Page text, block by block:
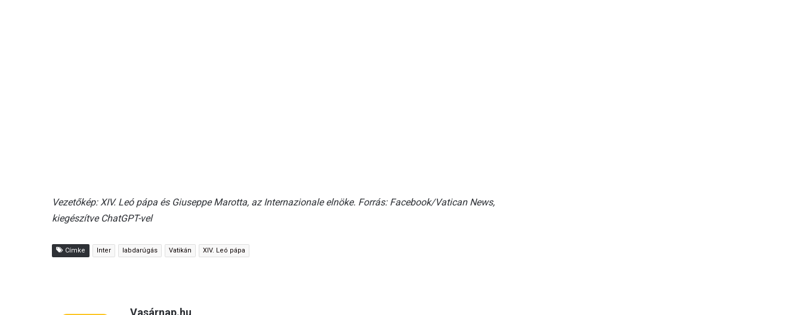
Vezetőkép: XIV. Leó pápa és Giuseppe Marotta, az Internazionale elnöke. Forrás: Facebook/Vatican News,
kiegészítve ChatGPT-vel
Címke Inter labdarúgás Vatikán XIV. Leó pápa
Vasárnap.hu